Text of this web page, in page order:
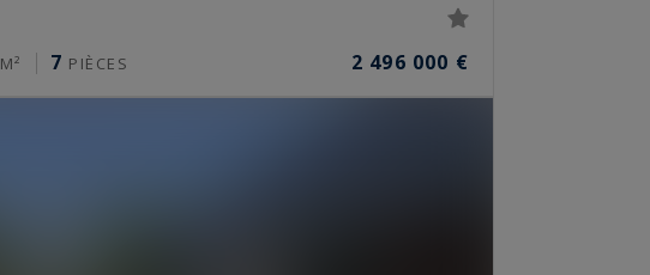
M² 7 PIÈCES 2 496 000 €